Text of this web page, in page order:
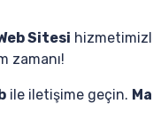
Sitesi
zamanı!
ile iletişime geçin.